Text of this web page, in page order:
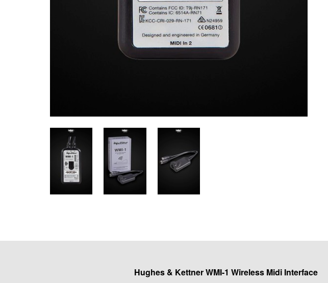
Hughes & Kettner WMI-1 Wireless Midi Interface